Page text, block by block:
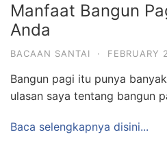
Manfaat Bangun
Anda
BACAAN SANTAI · FEBRUARY
Bangun pagi itu punya
ulasan saya tentang bangun
Baca selengkapnya disini...